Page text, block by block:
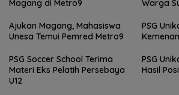
Magang di Metro9
Warga
Ajukan Magang, Mahasiswa
Unesa Temui Pemred Metro9
PSG
PSG Soccer School Terima
Materi Eks Pelatih Persebaya
U12
PSG
Hasil